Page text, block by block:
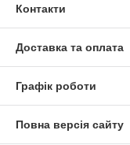
Контакти
Доставка та оплата
Графік роботи
Повна версія сайту